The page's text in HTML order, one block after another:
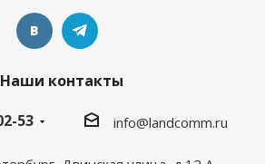
Наши контакты
53
info@landcomm.ru